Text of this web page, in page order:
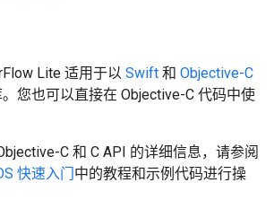
Lite 适用于以 Swift 和 Objective-C
您也可以直接在 Objective-C 代码中使
C 和 C API 的详细信息，请参阅
快速入门中的教程和示例代码进行操